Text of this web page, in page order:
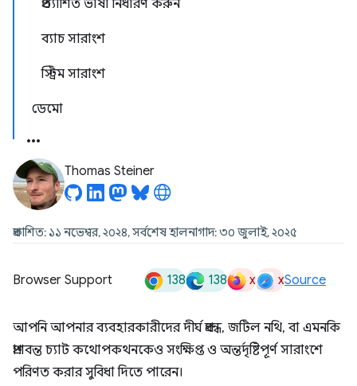
প্রত্যাশিত ভাষা নির্ধারণ করুন
ব্যাচ সারাংশ
স্ট্রিম সারাংশ
ডেমো
Thomas Steiner
প্রকাশিত: ১১ নভেম্বর, ২০২৪, সর্বশেষ হালনাগাদ: ৩০ জুলাই, ২০২৫
Browser Support 138 138 x xSource
আপনি আপনার ব্যবহারকারীদের দীর্ঘ প্রবন্ধ, জটিল নথি, বা এমনকি
প্রাণবন্ত চ্যাট কথোপকথনকেও সংক্ষিপ্ত ও অন্তর্দৃষ্টিপূর্ণ সারাংশে
পরিণত করার সুবিধা দিতে পারেন।